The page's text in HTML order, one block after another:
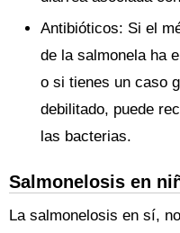
Antibióticos: Si el
de la salmonela ha
o si tienes un caso
debilitado, puede
las bacterias.
Salmonelosis en
La salmonelosis en sí,